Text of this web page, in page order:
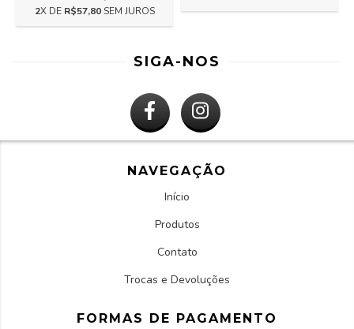
2X DE R$57,80SEM JUROS
SIGA-NOS
NAVEGAÇÃO
Início
Produtos
Contato
Trocas e Devoluções
FORMAS DE PAGAMENTO